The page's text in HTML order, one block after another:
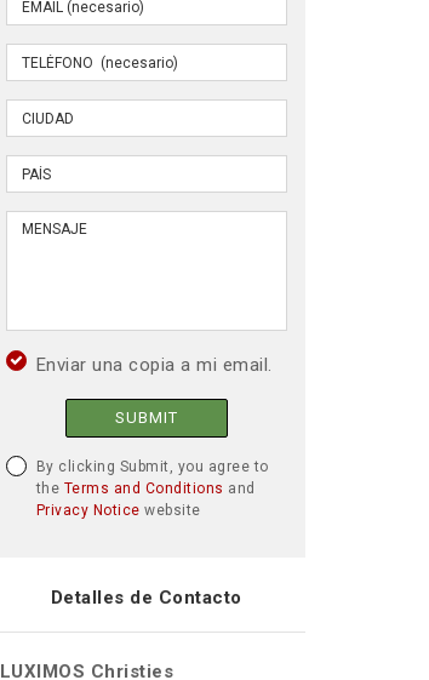
Enviar una copia a mi email.
SUBMIT
By clicking Submit, you agree to
the Terms and Conditions and
Privacy Notice website
Detalles de Contacto
LUXIMOS Christies